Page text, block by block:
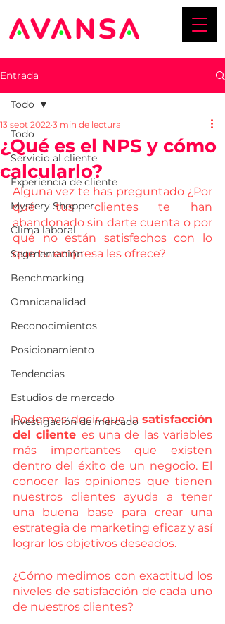
Entrada
Todo
Servicio al cliente
Experiencia de cliente
Mystery Shopper
Clima laboral
Segmentación
Benchmarking
Omnicanalidad
Reconocimientos
Posicionamiento
Tendencias
Estudios de mercado
Investigación de mercado
Todo
¿Qué es el NPS y cómo
calcularlo?
13 sept 2022 3 min de lectura
Alguna vez te has preguntado ¿Por
qué tus clientes te han
abandonado sin darte cuenta o por
qué no están satisfechos con lo
que tu empresa les ofrece?
Podemos decir que la satisfacción
del cliente es una de las variables
más importantes que existen
dentro del éxito de un negocio. El
conocer las opiniones que tienen
nuestros clientes ayuda a tener
una buena base para crear una
estrategia de marketing eficaz y así
lograr los objetivos deseados.
¿Cómo medimos con exactitud los
niveles de satisfacción de cada uno
de nuestros clientes?